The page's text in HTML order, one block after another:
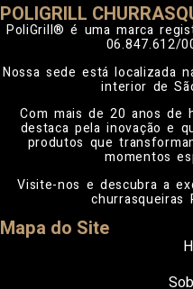
POLIGRILL
PoliGrill® é uma marca
06.847.612/
Nossa sede está localizada
interior de
Com mais de 20 anos de
destaca pela inovação e
produtos que
momentos
Visite-nos e descubra a
churrasqueiras
Mapa do Site